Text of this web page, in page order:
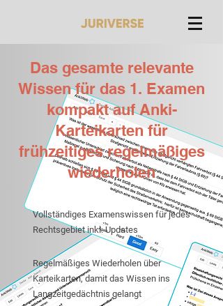
Das gesamte relevante
Wissen für das 1. Examen
kompakt auf Anki-
Karteikarten für
frühzeitiges regelmäßiges
wiederholen
Vollständiges Examenswissen für jedes
Rechtsgebiet inkl. Updates
Regelmäßiges Wiederholen über
Karteikarten, damit das Wissen ins
Langzeitgedächtnis gelangt